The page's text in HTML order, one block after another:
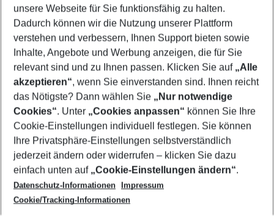
Mehr Filter anzeigen
Footer
Footer navigation
Über uns
AGB
Cookie-Einstellungen ändern
Cookie-Richtlinie
Datenschutz
Service & Hilfe
Barrierefreies Reisen
Check-in
Folgen Sie uns
unsere Webseite für Sie funktionsfähig zu halten.
Dadurch können wir die Nutzung unserer Plattform
verstehen und verbessern, Ihnen Support bieten sowie
Inhalte, Angebote und Werbung anzeigen, die für Sie
relevant sind und zu Ihnen passen. Klicken Sie auf „Alle
akzeptieren“, wenn Sie einverstanden sind. Ihnen reicht
das Nötigste? Dann wählen Sie „Nur notwendige
Cookies“. Unter „Cookies anpassen“ können Sie Ihre
Cookie-Einstellungen individuell festlegen. Sie können
Ihre Privatsphäre-Einstellungen selbstverständlich
jederzeit ändern oder widerrufen – klicken Sie dazu
einfach unten auf „Cookie-Einstellungen ändern“.
Datenschutz-Informationen
Impressum
Cookie/Tracking-Informationen